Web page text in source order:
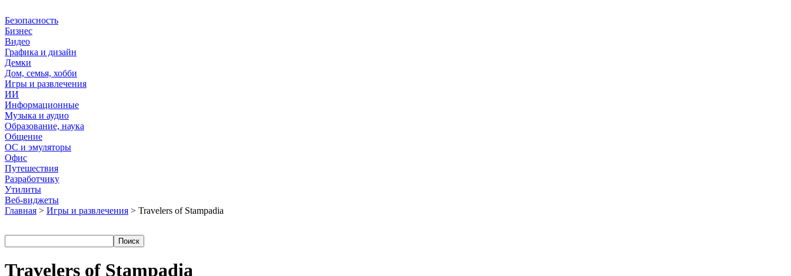
Безопасность
Бизнес
Видео
Графика и дизайн
Демки
Дом, семья, хобби
Игры и развлечения
ИИ
Информационные
Музыка и аудио
Образование, наука
Общение
ОС и эмуляторы
Офис
Путешествия
Разработчику
Утилиты
Веб-виджеты
Главная > Игры и развлечения > Travelers of Stampadia
Travelers of Stampadia